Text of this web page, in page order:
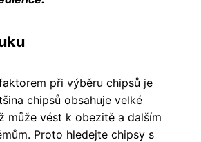
při výběru chipsů je
chipsů obsahuje velké
může vést k obezitě a dalším
Proto hledejte chipsy s